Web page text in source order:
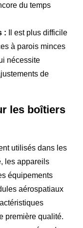
du temps
: Il est plus difficile
à parois minces
nécessite
de
les boîtiers
utilisés dans les
les appareils
équipements
aérospatiaux
première qualité.